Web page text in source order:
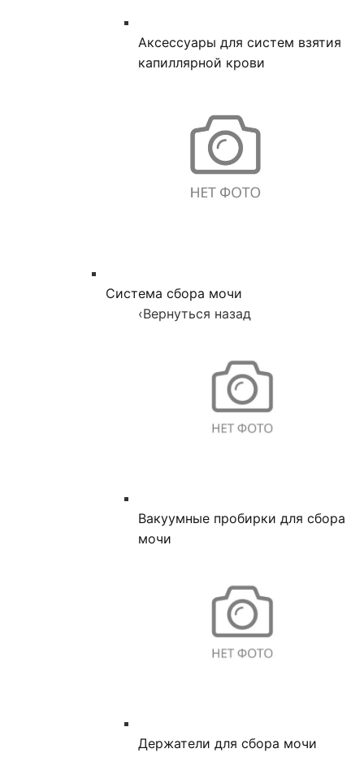
Аксессуары для систем взятия
капиллярной крови
Система сбора мочи
‹Вернуться назад
Вакуумные пробирки для сбора
мочи
Держатели для сбора мочи